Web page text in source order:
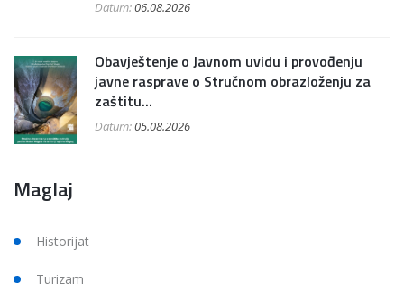
Datum:06.08.2026
Obavještenje o Javnom uvidu i provođenju
javne rasprave o Stručnom obrazloženju za
zaštitu...
Datum:05.08.2026
Maglaj
Historijat
Turizam